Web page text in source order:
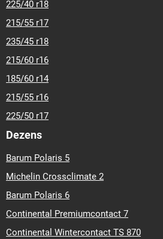
285-40-r-19
20
295-30-r-19
35-r-21
305-30-r-19
20 315-30-r-23
225/40 r18
215/55 r17
235/45 r18
215/60 r16
185/60 r14
215/55 r16
225/50 r17
Dezens
Barum Polaris 5
Michelin Crossclimate 2
Barum Polaris 6
Continental Premiumcontact 7
Continental Wintercontact TS 870